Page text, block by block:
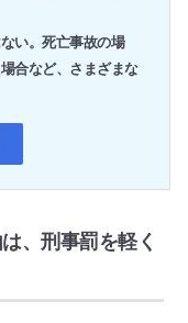
い。死亡事故の場
合など、さまざまな
、刑事罰を軽く